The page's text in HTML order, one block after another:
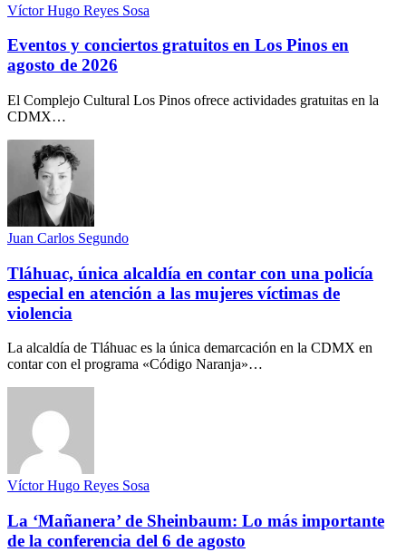
Víctor Hugo Reyes Sosa
Eventos y conciertos gratuitos en Los Pinos en
agosto de 2026
El Complejo Cultural Los Pinos ofrece actividades gratuitas en la
CDMX…
Juan Carlos Segundo
Tláhuac, única alcaldía en contar con una policía
especial en atención a las mujeres víctimas de
violencia
La alcaldía de Tláhuac es la única demarcación en la CDMX en
contar con el programa «Código Naranja»…
Víctor Hugo Reyes Sosa
La ‘Mañanera’ de Sheinbaum: Lo más importante
de la conferencia del 6 de agosto